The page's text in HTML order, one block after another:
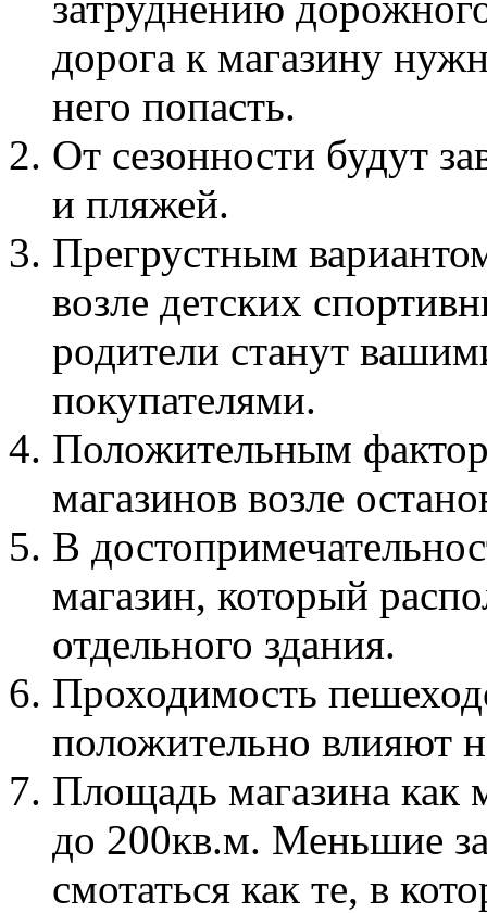
дорога к магазину
него попасть.
От сезонности будут
и пляжей.
Прегрустным
возле детских
родители станут
покупателями.
Положительным
магазинов возле
В
магазин, который
отдельного здания.
Проходимость
положительно влияют
Площадь магазина
до 200кв.м. Меньшие
смотаться как те, в